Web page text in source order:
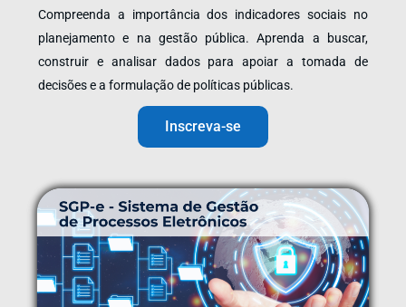
Compreenda a importância dos indicadores sociais no
planejamento e na gestão pública. Aprenda a buscar,
construir e analisar dados para apoiar a tomada de
decisões e a formulação de políticas públicas.
Inscreva-se